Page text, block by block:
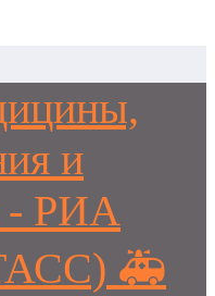
и
- РИА
🚑